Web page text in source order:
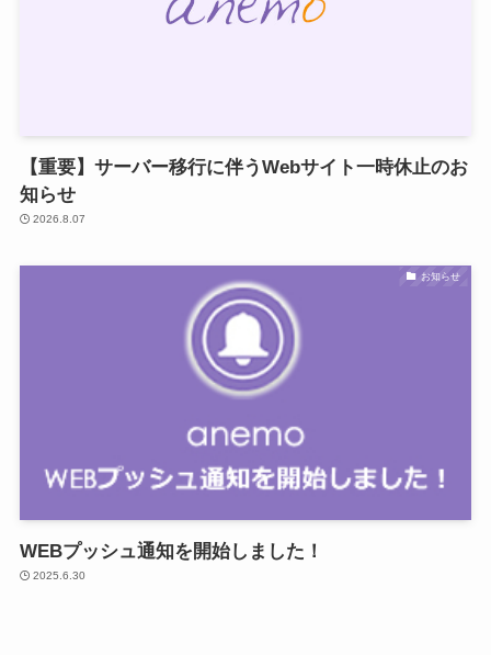
【重要】サーバー移行に伴うWebサイト一時休止のお
知らせ
2026.8.07
お知らせ
WEBプッシュ通知を開始しました！
2025.6.30